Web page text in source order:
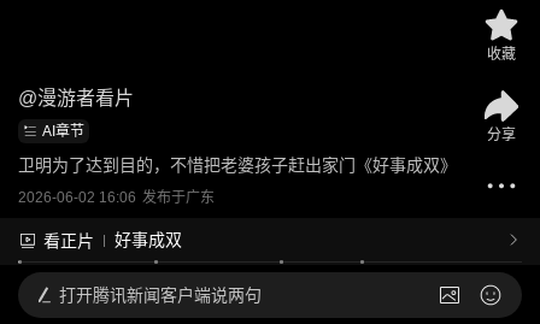
@漫游者看片
AI章节
卫明为了达到目的，不惜把老婆孩子赶出家门《好事成双》
2026-06-02 16:06 发布于广东
看正片 好事成双
收藏
分享
打开腾讯新闻客户端说两句